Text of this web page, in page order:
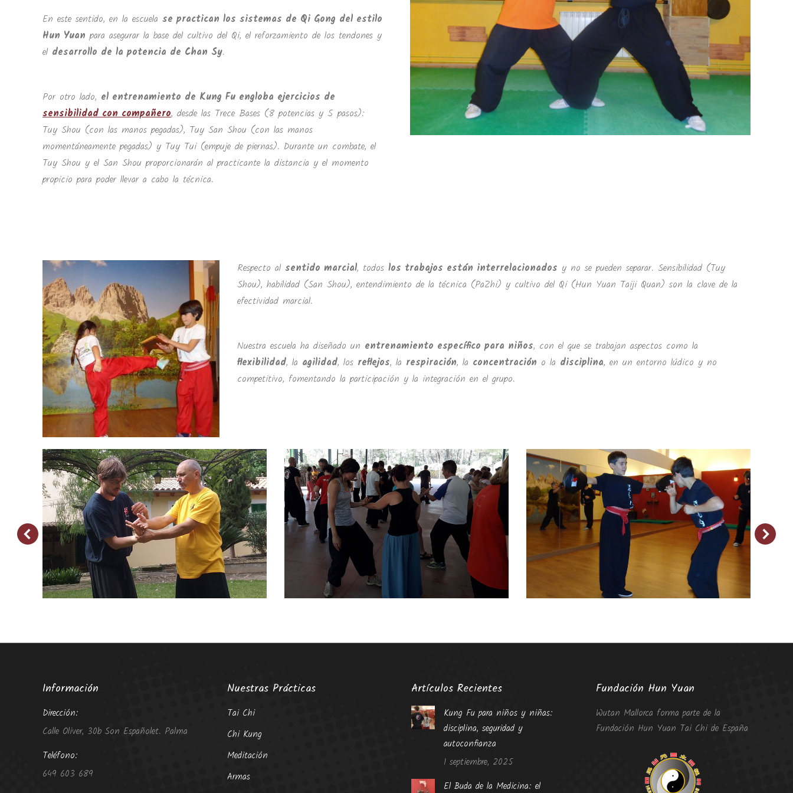
En este sentido, en la escuela se practican los sistemas de Qi Gong del estilo
Hun Yuan para asegurar la base del cultivo del Qi, el reforzamiento de los tendones y
el desarrollo de la potencia de Chan Sy.
Por otro lado, el entrenamiento de Kung Fu engloba ejercicios de
sensibilidad con compañero, desde las Trece Bases (8 potencias y 5 pasos):
Tuy Shou (con las manos pegadas), Tuy San Shou (con las manos
momentáneamente pegadas) y Tuy Tui (empuje de piernas). Durante un combate, el
Tuy Shou y el San Shou proporcionarán al practicante la distancia y el momento
propicio para poder llevar a cabo la técnica.
Respecto al sentido marcial, todos los trabajos están interrelacionados y no se pueden separar. Sensibilidad (Tuy
Shou), habilidad (San Shou), entendimiento de la técnica (PaZhi) y cultivo del Qi (Hun Yuan Taiji Quan) son la clave de la
efectividad marcial.
Nuestra escuela ha diseñado un entrenamiento específico para niños, con el que se trabajan aspectos como la
flexibilidad, la agilidad, los reflejos, la respiración, la concentración o la disciplina, en un entorno lúdico y no
competitivo, fomentando la participación y la integración en el grupo.
Información
Dirección:
Calle Oliver, 30b Son Españolet. Palma
Teléfono:
649 603 689
Nuestras Prácticas
Tai Chi
Chi Kung
Meditación
Armas
Artículos Recientes
Kung Fu para niños y niñas:
disciplina, seguridad y
autoconfianza
1 septiembre, 2025
El Buda de la Medicina: el
Fundación Hun Yuan
Wutan Mallorca forma parte de la
Fundación Hun Yuan Tai Chi de España